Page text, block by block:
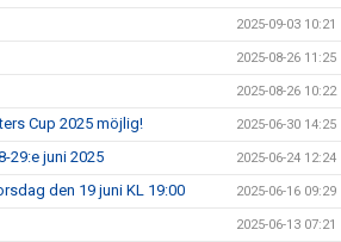
2025-09-03 10:21
2025-08-26 11:25
2025-08-26 10:22
Cup 2025 möjlig! 2025-06-30 14:25
29:e juni 2025 2025-06-24 12:24
den 19 juni KL 19:00 2025-06-16 09:29
2025-06-13 07:21